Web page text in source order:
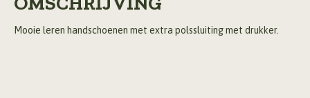
Mooie leren handschoenen met extra polssluiting met drukker.